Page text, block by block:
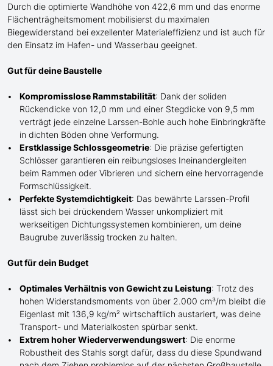
Durch die optimierte Wandhöhe von 422,6 mm und das enorme
Flächenträgheitsmoment mobilisierst du maximalen
Biegewiderstand bei exzellenter Materialeffizienz und ist auch für
den Einsatz im Hafen- und Wasserbau geeignet.
Gut für deine Baustelle
Kompromisslose Rammstabilität: Dank der soliden
Rückendicke von 12,0 mm und einer Stegdicke von 9,5 mm
verträgt jede einzelne Larssen-Bohle auch hohe Einbringkräfte
in dichten Böden ohne Verformung.
Erstklassige Schlossgeometrie: Die präzise gefertigten
Schlösser garantieren ein reibungsloses Ineinandergleiten
beim Rammen oder Vibrieren und sichern eine hervorragende
Formschlüssigkeit.
Perfekte Systemdichtigkeit: Das bewährte Larssen-Profil
lässt sich bei drückendem Wasser unkompliziert mit
werkseitigen Dichtungssystemen kombinieren, um deine
Baugrube zuverlässig trocken zu halten.
Gut für dein Budget
Optimales Verhältnis von Gewicht zu Leistung: Trotz des
hohen Widerstandsmoments von über 2.000 cm³/m bleibt die
Eigenlast mit 136,9 kg/m² wirtschaftlich austariert, was deine
Transport- und Materialkosten spürbar senkt.
Extrem hoher Wiederverwendungswert: Die enorme
Robustheit des Stahls sorgt dafür, dass du diese Spundwand